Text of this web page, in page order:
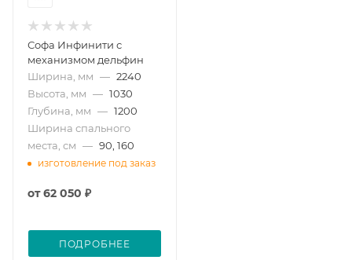
Софа Инфинити с
механизмом дельфин
Ширина, мм — 2240
Высота, мм — 1030
Глубина, мм — 1200
Ширина спального
места, см — 90, 160
изготовление под заказ
от62 050 ₽
ПОДРОБНЕЕ